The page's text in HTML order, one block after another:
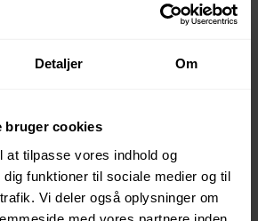
Detaljer Om
bruger cookies
at tilpasse vores indhold og
funktioner til sociale medier og til
Vi deler også oplysninger om
affect our environment. Yet...